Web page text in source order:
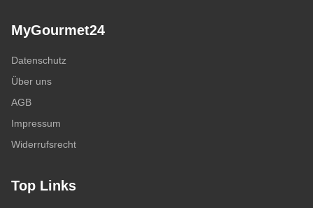
MyGourmet24
Datenschutz
Über uns
AGB
Impressum
Widerrufsrecht
Top Links